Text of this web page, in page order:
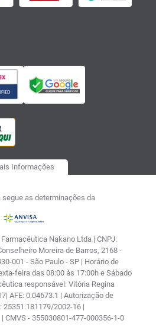
Informações
segue as determinações da
Nakano Ltda | CNPJ:
Moreira de Barros, 2168 -
001 - São Paulo - SP | Horário de
feira das 08:00 às 17:00h e Sábado
responsável: Vitória Regina
AFE: 0.04673.1 | Autorização de
25351.181179/2002-16 |
CMVS - 355030801-477-000356-1-0